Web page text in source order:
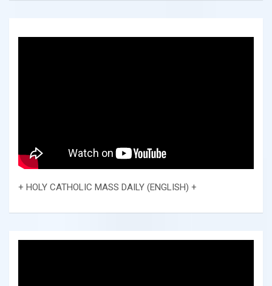
+ HOLY CATHOLIC MASS DAILY (ENGLISH) +